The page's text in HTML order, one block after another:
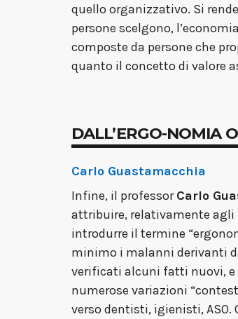
quello organizzativo. Si
persone scelgono,
composte da persone che
quanto il concetto di valore
DALL’ERGO-NOMIA
Carlo Guastamacchia
Infine, il professorCarlo
attribuire, relativamente agli
introdurre il termine
minimo i malanni derivanti
verificati alcuni fatti nuovi, e
numerose variazioni
verso dentisti, igienisti,